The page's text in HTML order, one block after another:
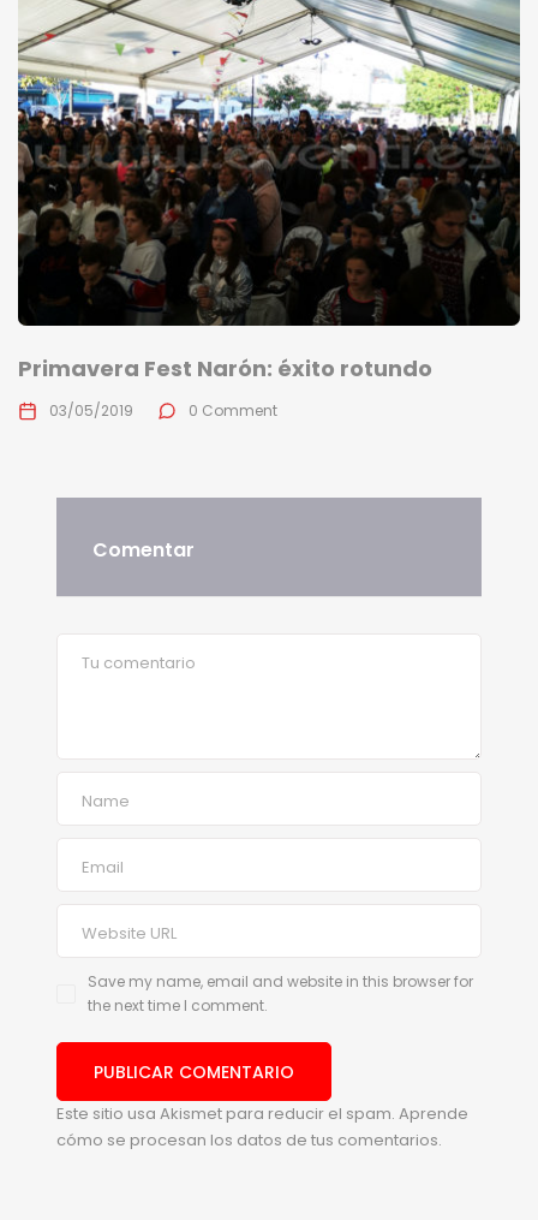
Primavera Fest Narón: éxito rotundo
03/05/2019 0 Comment
Comentar
Save my name, email and website in this browser for
the next time I comment.
Este sitio usa Akismet para reducir el spam. Aprende
cómo se procesan los datos de tus comentarios.